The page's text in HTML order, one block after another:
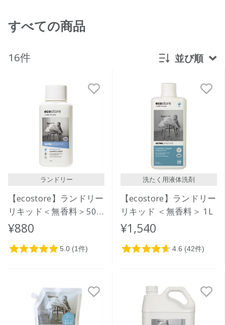
すべての商品
16件 並び順
発売日順
価格が安い
価格が高い
レビューが多い順
人気順
ランドリー
【ecostore】ランドリー
リキッド＜無香料＞500
ｍL
¥880
洗たく用液体洗剤
【ecostore】ランドリー
リキッド ＜無香料＞ 1L
¥1,540